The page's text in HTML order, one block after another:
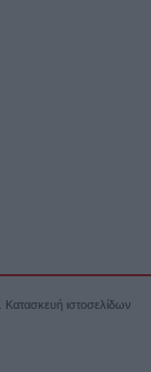
Κατασκευή ιστοσελίδων